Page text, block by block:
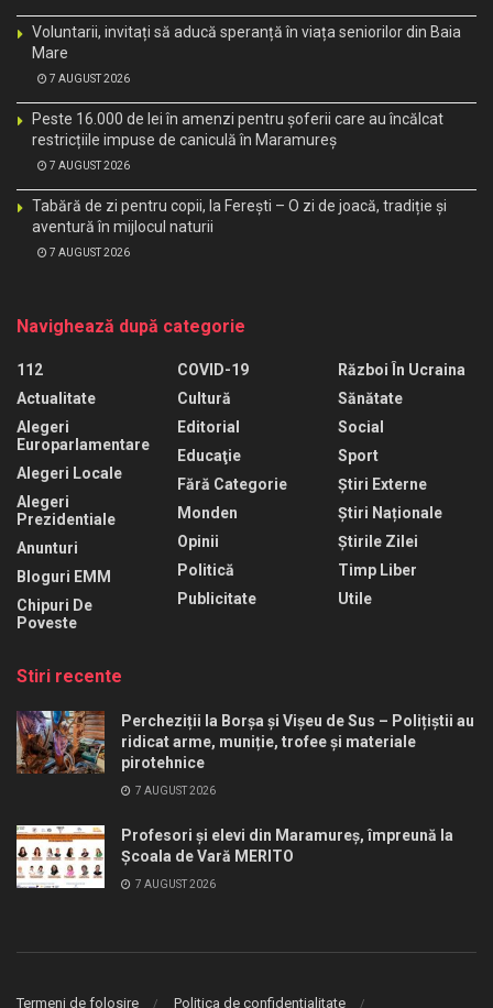
Voluntarii, invitați să aducă speranță în viața seniorilor din Baia
Mare
7 AUGUST 2026
Peste 16.000 de lei în amenzi pentru șoferii care au încălcat
restricțiile impuse de caniculă în Maramureș
7 AUGUST 2026
Tabără de zi pentru copii, la Ferești – O zi de joacă, tradiție și
aventură în mijlocul naturii
7 AUGUST 2026
Navighează după categorie
112
Actualitate
Alegeri
Europarlamentare
Alegeri Locale
Alegeri
Prezidentiale
Anunturi
Bloguri EMM
Chipuri De
Poveste
COVID-19
Cultură
Editorial
Educaţie
Fără Categorie
Monden
Opinii
Politică
Publicitate
Război În Ucraina
Sănătate
Social
Sport
Știri Externe
Știri Naționale
Știrile Zilei
Timp Liber
Utile
Stiri recente
Percheziții la Borșa și Vișeu de Sus – Polițiștii au
ridicat arme, muniție, trofee și materiale
pirotehnice
7 AUGUST 2026
Profesori și elevi din Maramureș, împreună la
Școala de Vară MERITO
7 AUGUST 2026
Termeni de folosire Politica de confidentialitate